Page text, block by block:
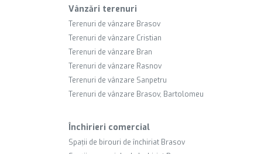
Vânzări terenuri
Terenuri de vânzare Brasov
Terenuri de vânzare Cristian
Terenuri de vânzare Bran
Terenuri de vânzare Rasnov
Terenuri de vânzare Sanpetru
Terenuri de vânzare Brasov, Bartolomeu
Închirieri comercial
Spații de birouri de închiriat Brasov